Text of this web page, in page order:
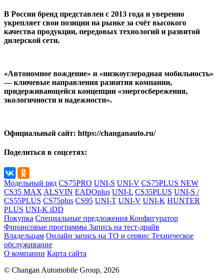
В России бренд представлен с 2013 года и уверенно
укрепляет свои позиции на рынке за счёт высокого
качества продукции, передовых технологий и развитой
дилерской сети.
«Автономное вождение» и «низкоуглеродная мобильность»
— ключевые направления развития компании,
придерживающейся концепции «энергосбережения,
экологичности и надежности».
Официальный сайт: https://changanauto.ru/
Поделиться в соцсетях:
Модельный ряд CS75PRO UNI-S UNI-V CS75PLUS NEW
CS35 MAX ALSVIN EADOplus UNI-L CS35PLUS UNI-S /
CS55PLUS CS75plus CS95 UNI-T UNI-V UNI-K HUNTER
PLUS UNI-K iDD
Покупка Специальные предложения Конфигуратор
Финансовые программы Запись на тест-драйв
Владельцам Онлайн запись на ТО и сервис Техническое
обслуживание
О компании Карта сайта
© Changan Automobile Group, 2026